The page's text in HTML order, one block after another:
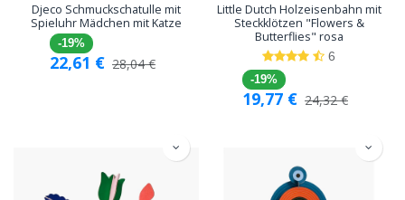
Djeco Schmuckschatulle mit
Spieluhr Mädchen mit Katze
-19%
22,61 € 28,04€
Little Dutch Holzeisenbahn mit
Steckklötzen "Flowers &
Butterflies" rosa
6
-19%
19,77 € 24,32€